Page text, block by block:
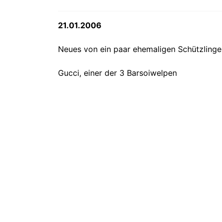
21.01.2006
Neues von ein paar ehemaligen
Gucci, einer der 3 Barsoiwelpen